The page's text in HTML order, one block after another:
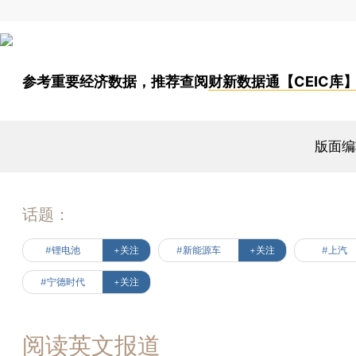
参考重要经济数据，推荐查阅财新数据通【CEIC库】
版面
话题：
#锂电池 +关注 #新能源车 +关注 #上汽
#宁德时代 +关注
阅读英文报道